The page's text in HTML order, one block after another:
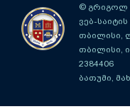
© გრიგოლ
ვებ-
თბილისი,
თბილისი,
2384406
ბათუმი,